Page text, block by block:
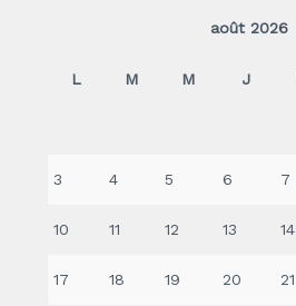
août 2026
L M M J
3 4 5 6 7
10 11 12 13 14
17 18 19 20 21